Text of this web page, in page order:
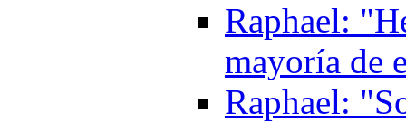
Raphael:
mayoría de
Raphael: